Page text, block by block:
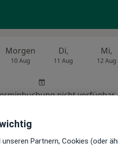
Morgen
10 Aug
Di,
11 Aug
Mi,
12 Aug
nicht verfügbar
Partnern, Cookies (oder